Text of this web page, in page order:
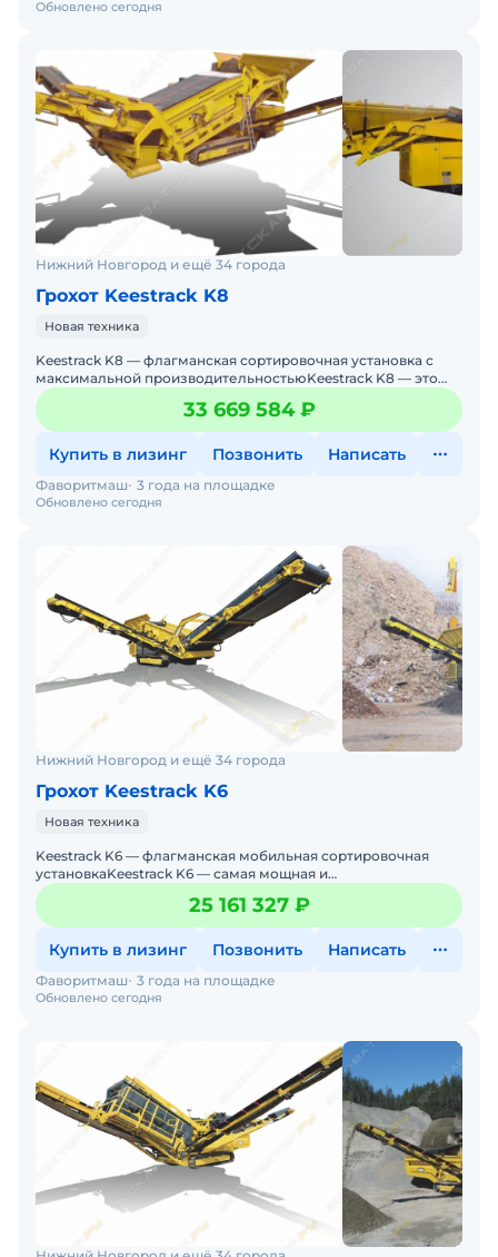
Обновлено сегодня
Нижний Новгород и ещё 34 города
Грохот Keestrack K8
Новая техника
Keestrack K8 — флагманская сортировочная установка с
максимальной производительностьюKeestrack K8 — это
крупнейшая сортировочная установка в линейке
33 669 584 ₽
Купить в лизинг Позвонить Написать
Обновлено сегодня
Фаворитмаш 3 года на площадке
Нижний Новгород и ещё 34 города
Грохот Keestrack K6
Новая техника
Keestrack K6 — флагманская мобильная сортировочная
установкаKeestrack K6 — самая мощная и
производительная сортировочная установка в линейке
Keestra
25 161 327 ₽
Купить в лизинг Позвонить Написать
Обновлено сегодня
Фаворитмаш 3 года на площадке